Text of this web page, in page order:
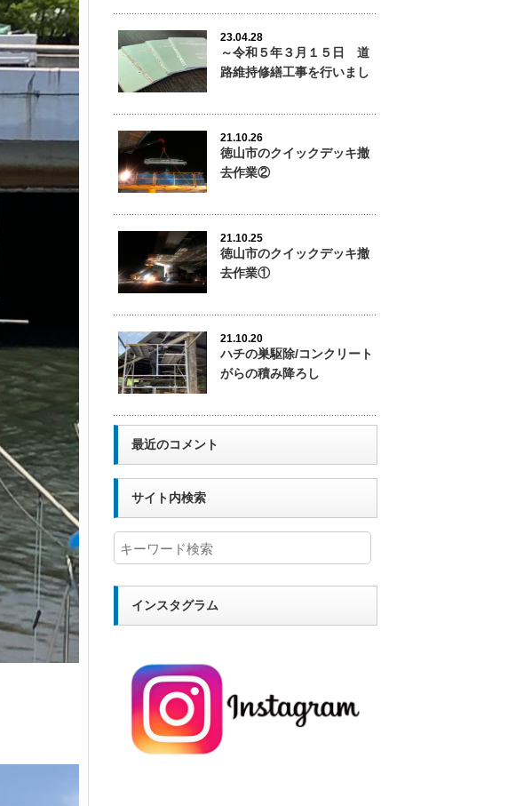
23.04.28
～令和５年３月１５日 道
路維持修繕工事を行いまし
21.10.26
徳山市のクイックデッキ撤
去作業②
21.10.25
徳山市のクイックデッキ撤
去作業①
21.10.20
ハチの巣駆除/コンクリート
がらの積み降ろし
最近のコメント
サイト内検索
インスタグラム